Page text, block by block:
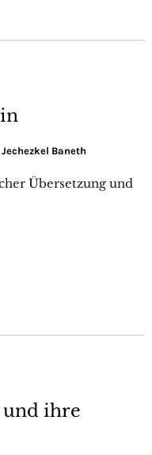
Baneth
Übersetzung und
ihre